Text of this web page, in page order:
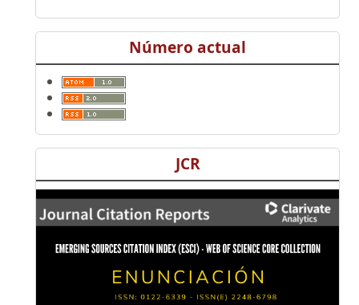
Número actual
JCR